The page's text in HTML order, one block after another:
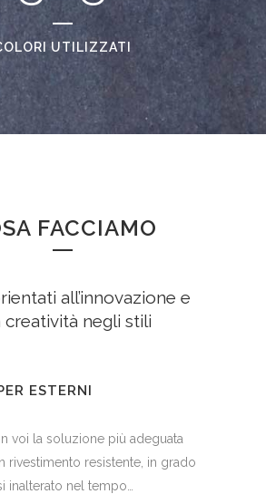
UTILIZZATI
FACCIAMO
all’innovazione e
creatività negli stili
ESTERNI
voi la soluzione più adeguata
rivestimento resistente, in grado
inalterato nel tempo…